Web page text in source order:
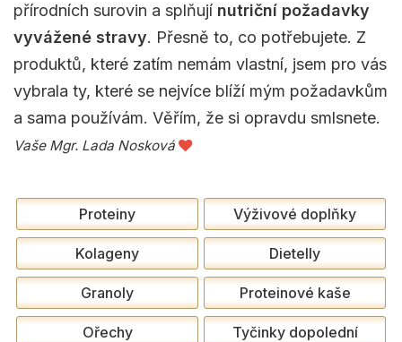
přírodních surovin a splňují nutriční požadavky
vyvážené stravy. Přesně to, co potřebujete. Z
produktů, které zatím nemám vlastní, jsem pro vás
vybrala ty, které se nejvíce blíží mým požadavkům
a sama používám. Věřím, že si opravdu smlsnete.
Vaše Mgr. Lada Nosková
Proteiny Výživové doplňky
Kolageny Dietelly
Granoly Proteinové kaše
Ořechy Tyčinky dopolední